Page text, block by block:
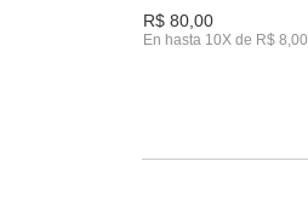
R$ 80,00
En hasta 10X de R$ 8,00